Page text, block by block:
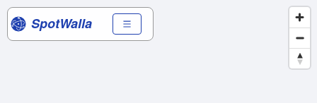
SpotWalla